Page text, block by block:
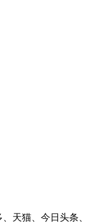
天猫、今日头条、